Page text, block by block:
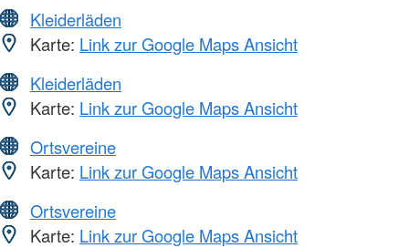
Kleiderläden
Karte: Link zur Google Maps Ansicht
Kleiderläden
Karte: Link zur Google Maps Ansicht
Ortsvereine
Karte: Link zur Google Maps Ansicht
Ortsvereine
Karte: Link zur Google Maps Ansicht